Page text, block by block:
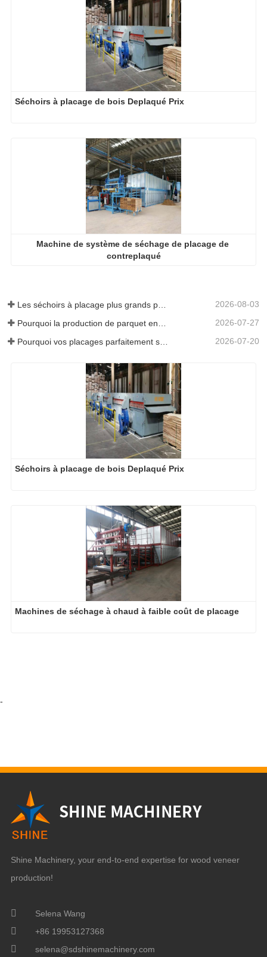
Séchoirs à placage de bois Deplaqué Prix
Machine de système de séchage de placage de
contreplaqué
2026-08-03
2026-07-27
Pourquoi vos placages parfaitement séchés se réhumidifient-ils ? 2026-07-20
Séchoirs à placage de bois Deplaqué Prix
Machines de séchage à chaud à faible coût de placage
-
Shine Machinery, your end-to-end expertise for wood veneer
production!
Selena Wang
+86 19953127368
selena@sdshinemachinery.com